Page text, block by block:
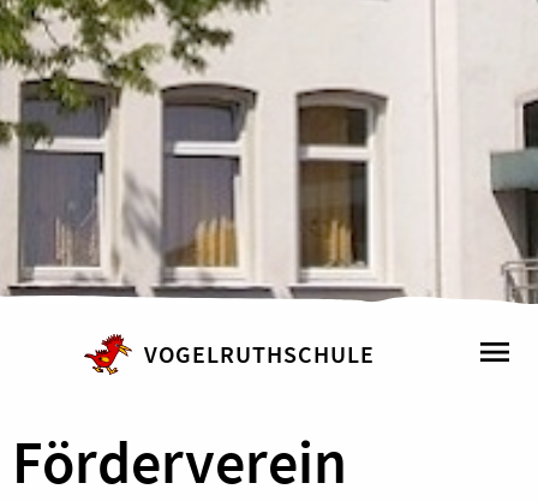
VOGELRUTHSCHULE
Förderverein